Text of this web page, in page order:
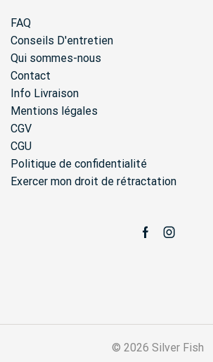
FAQ
Conseils D'entretien
Qui sommes-nous
Contact
Info Livraison
Mentions légales
CGV
CGU
Politique de confidentialité
Exercer mon droit de rétractation
FacebookInstagram
© 2026 Silver Fish